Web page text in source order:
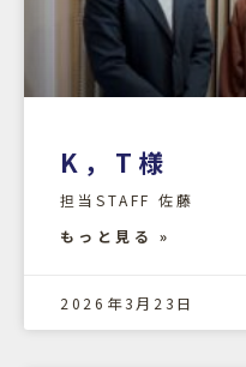
K，T様
担当STAFF 佐藤
もっと見る »
2026年3月23日